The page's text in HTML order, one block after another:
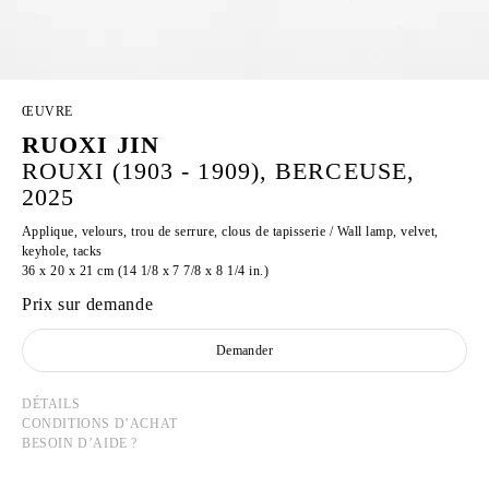
ŒUVRE
RUOXI JIN
ROUXI (1903 - 1909), BERCEUSE,
2025
Applique, velours, trou de serrure, clous de tapisserie / Wall lamp, velvet,
keyhole, tacks
36 x 20 x 21 cm (14 1/8 x 7 7/8 x 8 1/4 in.)
Prix sur demande
Demander
DÉTAILS
CONDITIONS D’ACHAT
BESOIN D’AIDE ?